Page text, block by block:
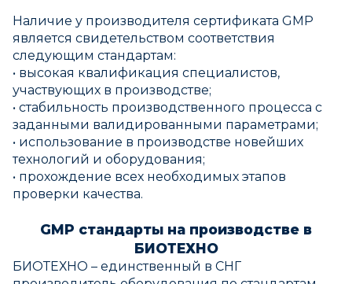
Наличие у производителя сертификата GMP
является свидетельством соответствия
следующим стандартам:
• высокая квалификация специалистов,
участвующих в производстве;
• стабильность производственного процесса с
заданными валидированными параметрами;
• использование в производстве новейших
технологий и оборудования;
• прохождение всех необходимых этапов
проверки качества.
GMP стандарты на производстве в
БИОТЕХНО
БИОТЕХНО – единственный в СНГ